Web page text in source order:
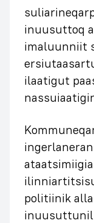
inuusuttoq
imaluunniit
ilaatigut
politiinik